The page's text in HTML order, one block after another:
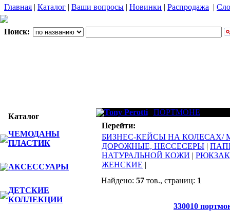
Главная | Каталог | Ваши вопросы | Новинки | Распродажа |
Поиск:
Каталог
ЧЕМОДАНЫ
ПЛАСТИК
АКСЕССУАРЫ
ДЕТСКИЕ
КОЛЛЕКЦИИ
Tony Perotti
ПОРТМОНЕ
Перейти:
БИЗНЕС-КЕЙСЫ НА
ДОРОЖНЫЕ, НЕССЕСЕРЫ |
НАТУРАЛЬНОЙ КОЖИ |
ЖЕНСКИЕ |
Найдено: 57 тов., страниц: 1
330010